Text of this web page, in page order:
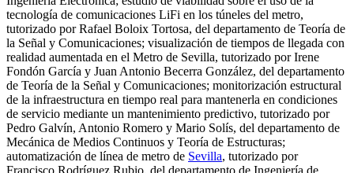
tecnología de comunicaciones LiFi en los túneles del metro,
tutorizado por Rafael Boloix Tortosa, del departamento de Teoría de
la Señal y Comunicaciones; visualización de tiempos de llegada con
realidad aumentada en el Metro de Sevilla, tutorizado por Irene
Fondón García y Juan Antonio Becerra González, del departamento
de Teoría de la Señal y Comunicaciones; monitorización estructural
de la infraestructura en tiempo real para mantenerla en condiciones
de servicio mediante un mantenimiento predictivo, tutorizado por
Pedro Galvín, Antonio Romero y Mario Solís, del departamento de
Mecánica de Medios Continuos y Teoría de Estructuras;
automatización de línea de metro de Sevilla, tutorizado por
Francisco Rodríguez Rubio, del departamento de Ingeniería de